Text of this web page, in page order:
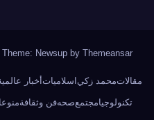
Theme: Newsup by Themeansar
مقالاتمحمد زكي اسلامياتأخبار
تكنولوجيامجتمعصحهفن وثقافة